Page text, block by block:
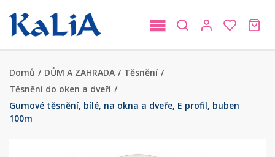
Domů / DŮM A ZAHRADA / Těsnění /
Těsnění do oken a dveří /
Gumové těsnění, bílé, na okna a dveře, E profil, buben
100m